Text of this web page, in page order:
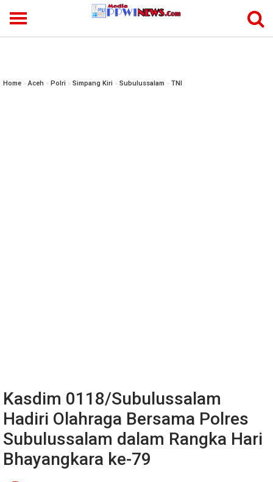
Home »Aceh » Polri » Simpang Kiri » Subulussalam » TNI
Kasdim 0118/Subulussalam
Hadiri Olahraga Bersama Polres
Subulussalam dalam Rangka Hari
Bhayangkara ke-79